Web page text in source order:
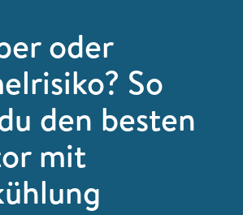
oder
So
den besten
mit